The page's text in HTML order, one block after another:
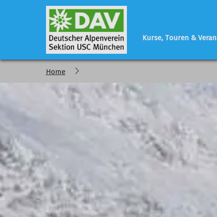
Kurse, Touren &
Programm regelmäßige Veranstaltungen
Sektionsleben
Tourenberichte
Vorstand -
Geschäftsstelle
Home